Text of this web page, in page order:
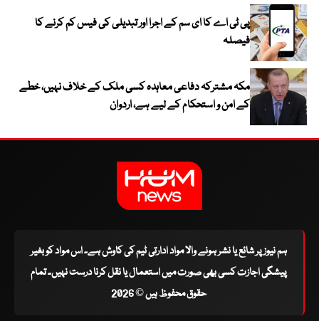
پی ٹی اے کا ای سم کے اجرا اور تبدیلی کی فیس کم کرنے کا
فیصلہ
مکہ مشترکہ دفاعی معاہدہ کسی ملک کے خلاف نہیں، خطے
کے امن و استحکام کے لیے ہے، اردوان
ہم نیوز پر شائع یا نشر ہونے والا مواد ادارتی ٹیم کی کاوش ہے۔ اس مواد کو بغیر
پیشگی اجازت کسی بھی صورت میں استعمال یا نقل کرنا درست نہیں۔ تمام
حقوق محفوظ ہیں © 2026